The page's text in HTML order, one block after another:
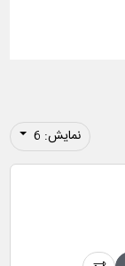
نمایش: 6